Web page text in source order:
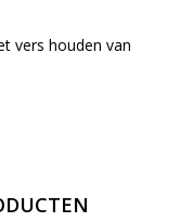
vers houden van